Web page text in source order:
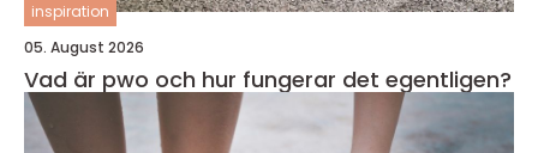
inspiration
05. August 2026
Vad är pwo och hur fungerar det egentligen?